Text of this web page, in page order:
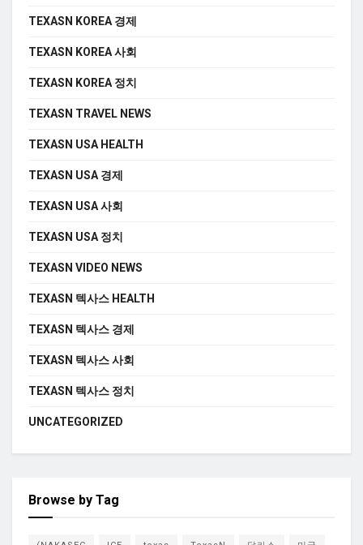
TEXASN KOREA 경제
TEXASN KOREA 사회
TEXASN KOREA 정치
TEXASN TRAVEL NEWS
TEXASN USA HEALTH
TEXASN USA 경제
TEXASN USA 사회
TEXASN USA 정치
TEXASN VIDEO NEWS
TEXASN 텍사스 HEALTH
TEXASN 텍사스 경제
TEXASN 텍사스 사회
TEXASN 텍사스 정치
UNCATEGORIZED
Browse by Tag